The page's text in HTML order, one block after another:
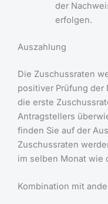
der
erfolgen.
Auszahlung
Die Zuschussraten
positiver Prüfung der
die erste
Antragstellers
finden Sie auf der
Zuschussraten
im selben Monat wie
Kombination mit